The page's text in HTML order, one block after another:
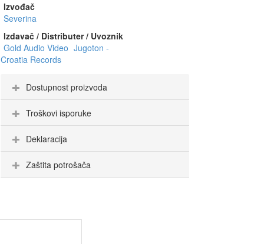
Izvođač
Severina
Izdavač / Distributer / Uvoznik
Gold Audio Video Jugoton -
Croatia Records
Dostupnost proizvoda
Troškovi isporuke
Deklaracija
Zaštita potrošača